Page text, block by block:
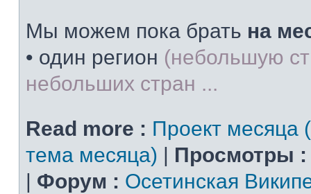
Мы можем пока брать на
• один регион (небольшую
небольших стран ...
Read more : Проект месяца
тема месяца) | Просмотры :
| Форум : Осетинская